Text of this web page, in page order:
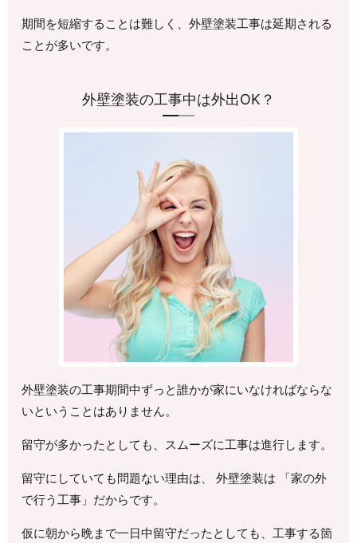
期間を短縮することは難しく、外壁塗装工事は延期される
ことが多いです。
外壁塗装の工事中は外出OK？
外壁塗装の工事期間中ずっと誰かが家にいなければならな
いということはありません。
留守が多かったとしても、スムーズに工事は進行します。
留守にしていても問題ない理由は、 外壁塗装は 「家の外
で行う工事」だからです。
仮に朝から晩まで一日中留守だったとしても、工事する箇